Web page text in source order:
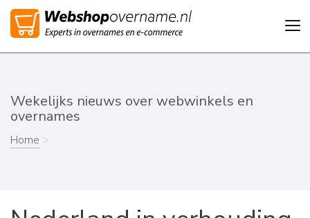
Wekelijks nieuws over webwinkels en
overnames
Home >